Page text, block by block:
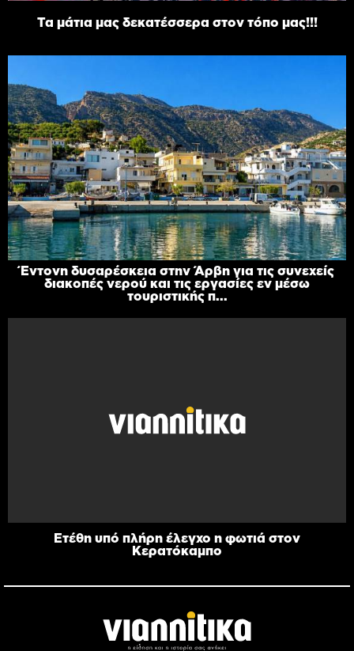
Τα μάτια μας δεκατέσσερα στον τόπο μας!!!
Έντονη δυσαρέσκεια στην Άρβη για τις συνεχείς
διακοπές νερού και τις εργασίες εν μέσω
τουριστικής π...
Ετέθη υπό πλήρη έλεγχο η φωτιά στον
Κερατόκαμπο